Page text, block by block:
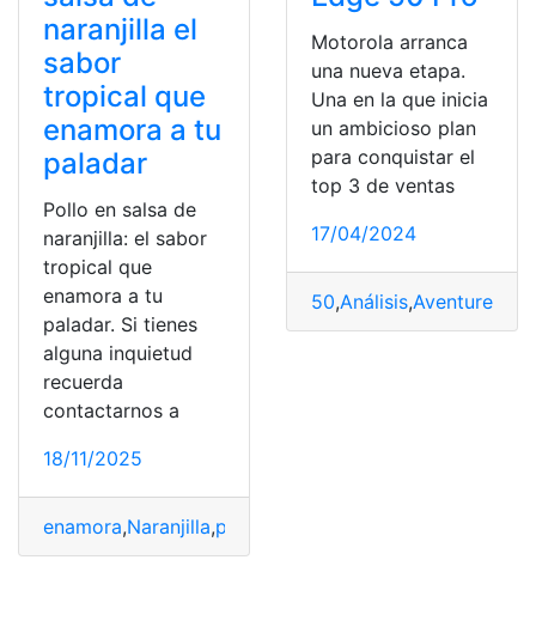
naranjilla el
sabor
tropical que
enamora a tu
paladar
Pollo en salsa de
naranjilla: el sabor
tropical que
enamora a tu
paladar. Si tienes
alguna inquietud
recuerda
contactarnos a
18/11/2025
enamora,Naranjilla,paladar
Motorola arranca
una nueva etapa.
Una en la que inicia
un ambicioso plan
para conquistar el
top 3 de ventas
17/04/2024
50,Análisis,Aventureros